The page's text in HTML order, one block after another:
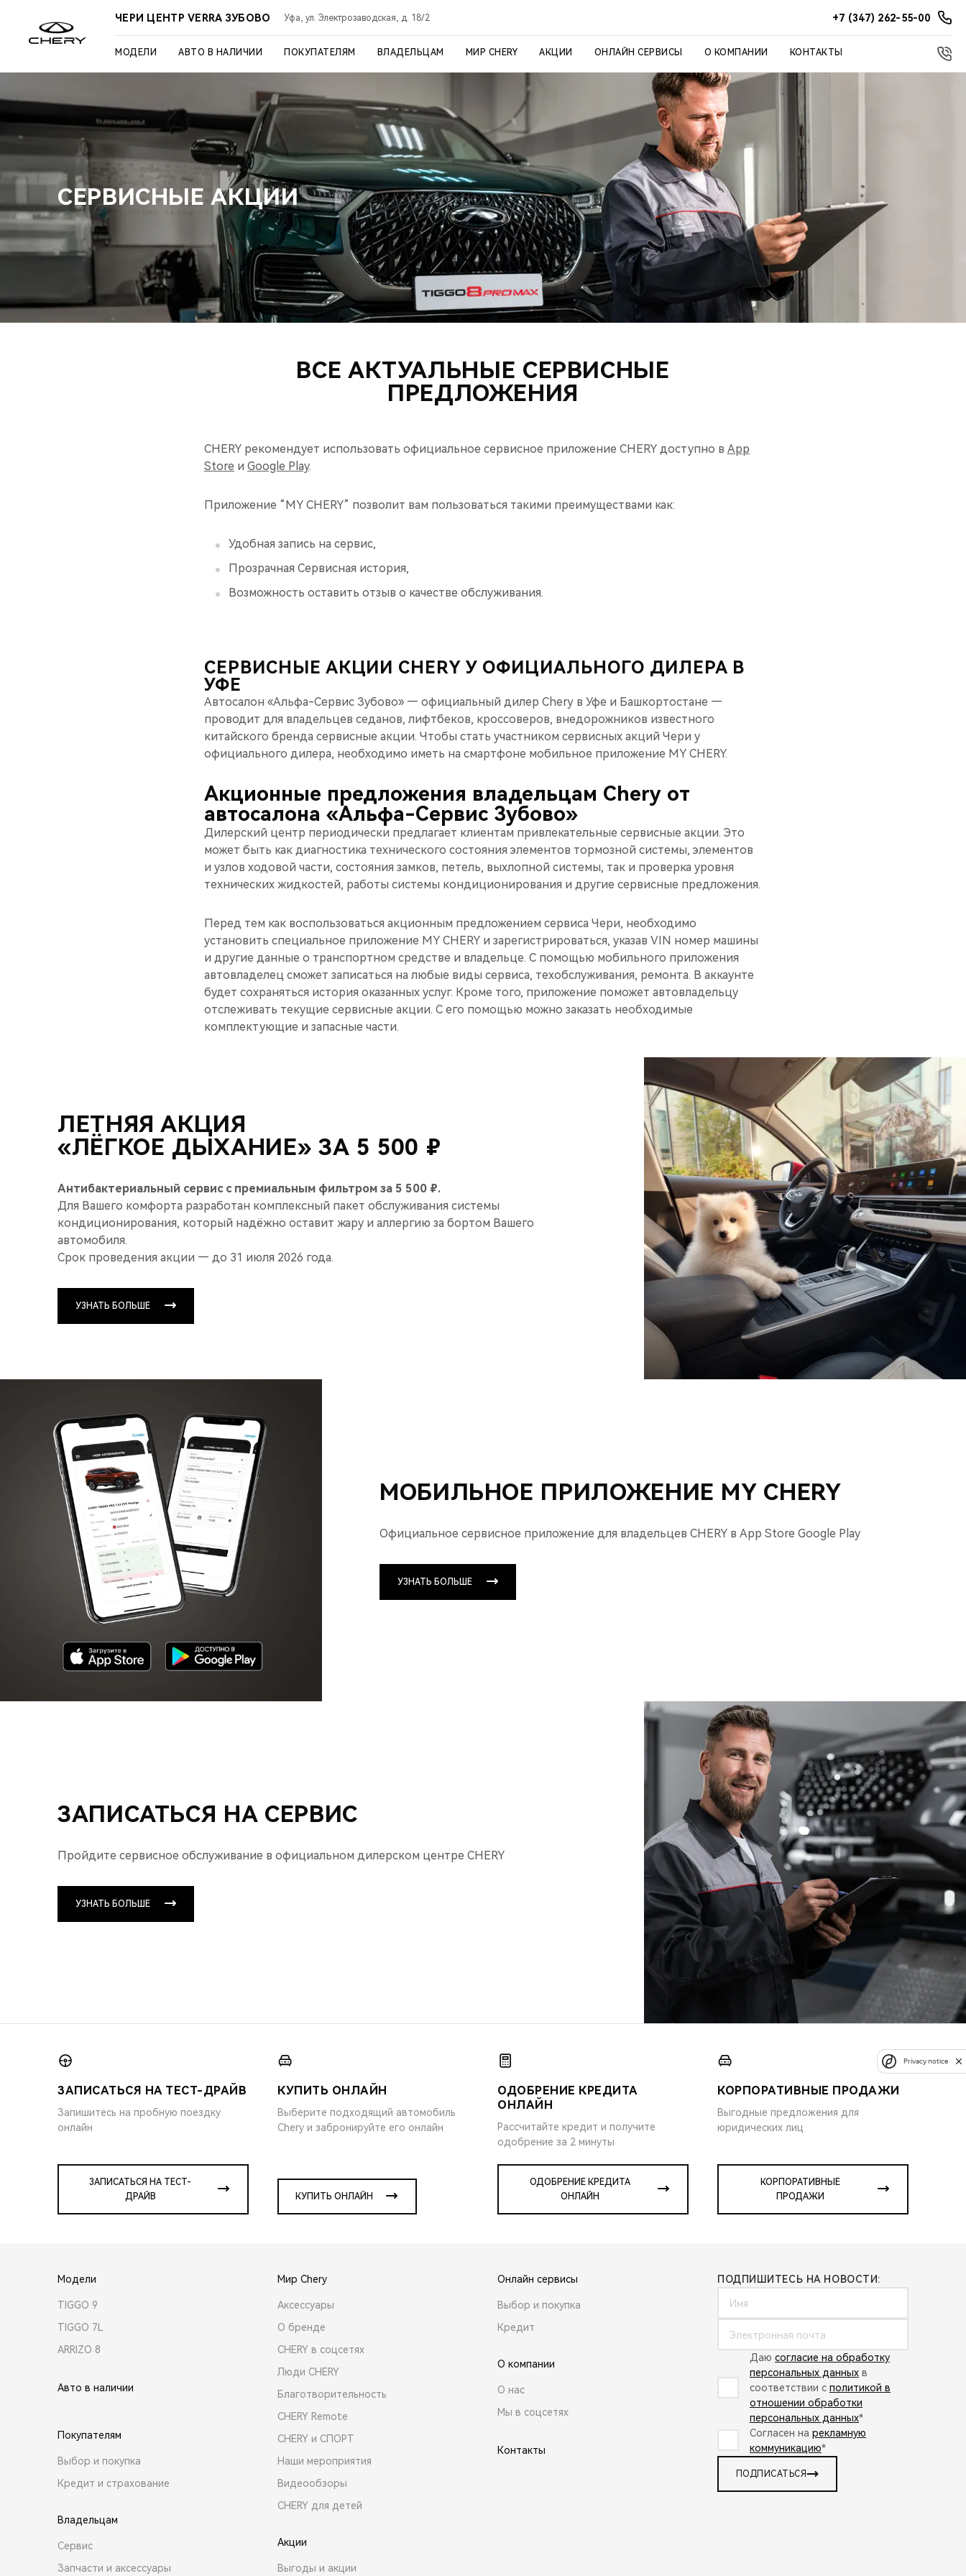
ЧЕРИ ЦЕНТР VERRA ЗУБОВО Уфа, ул. Электрозаводская, д. 18/2 +7 (347) 262-55-00
МОДЕЛИ АВТО В НАЛИЧИИ ПОКУПАТЕЛЯМ ВЛАДЕЛЬЦАМ МИР CHERY АКЦИИ ОНЛАЙН СЕРВИСЫ О КОМПАНИИ КОНТАКТЫ
СЕРВИСНЫЕ АКЦИИ
ВСЕ АКТУАЛЬНЫЕ СЕРВИСНЫЕ
ПРЕДЛОЖЕНИЯ
CHERY рекомендует использовать официальное сервисное приложение CHERY доступно в App
Store и Google Play.
Приложение “MY CHERY” позволит вам пользоваться такими преимуществами как:
Удобная запись на сервис,
Прозрачная Сервисная история,
Возможность оставить отзыв о качестве обслуживания.
СЕРВИСНЫЕ АКЦИИ CHERY У ОФИЦИАЛЬНОГО ДИЛЕРА В
УФЕ
Автосалон «Альфа-Сервис Зубово» — официальный дилер Chery в Уфе и Башкортостане —
проводит для владельцев седанов, лифтбеков, кроссоверов, внедорожников известного
китайского бренда сервисные акции. Чтобы стать участником сервисных акций Чери у
официального дилера, необходимо иметь на смартфоне мобильное приложение MY CHERY.
Акционные предложения владельцам Chery от
автосалона «Альфа-Сервис Зубово»
Дилерский центр периодически предлагает клиентам привлекательные сервисные акции. Это
может быть как диагностика технического состояния элементов тормозной системы, элементов
и узлов ходовой части, состояния замков, петель, выхлопной системы, так и проверка уровня
технических жидкостей, работы системы кондиционирования и другие сервисные предложения.
Перед тем как воспользоваться акционным предложением сервиса Чери, необходимо
установить специальное приложение MY CHERY и зарегистрироваться, указав VIN номер машины
и другие данные о транспортном средстве и владельце. С помощью мобильного приложения
автовладелец сможет записаться на любые виды сервиса, техобслуживания, ремонта. В аккаунте
будет сохраняться история оказанных услуг. Кроме того, приложение поможет автовладельцу
отслеживать текущие сервисные акции. С его помощью можно заказать необходимые
комплектующие и запасные части.
ЛЕТНЯЯ АКЦИЯ
«ЛЁГКОЕ ДЫХАНИЕ» ЗА 5 500 ₽
Антибактериальный сервис с премиальным фильтром за 5 500 ₽.
Для Вашего комфорта разработан комплексный пакет обслуживания системы
кондиционирования, который надёжно оставит жару и аллергию за бортом Вашего
автомобиля.
Срок проведения акции — до 31 июля 2026 года.
УЗНАТЬ БОЛЬШЕ
МОБИЛЬНОЕ ПРИЛОЖЕНИЕ MY CHERY
Официальное сервисное приложение для владельцев CHERY в App Store Google Play
УЗНАТЬ БОЛЬШЕ
ЗАПИСАТЬСЯ НА СЕРВИС
Пройдите сервисное обслуживание в официальном дилерском центре CHERY
УЗНАТЬ БОЛЬШЕ
ЗАПИСАТЬСЯ НА ТЕСТ-ДРАЙВ
Запишитесь на пробную поездку
онлайн
ЗАПИСАТЬСЯ НА ТЕСТ-
ДРАЙВ
КУПИТЬ ОНЛАЙН
Выберите подходящий автомобиль
Chery и забронируйте его онлайн
КУПИТЬ ОНЛАЙН
ОДОБРЕНИЕ КРЕДИТА
ОНЛАЙН
Рассчитайте кредит и получите
одобрение за 2 минуты
ОДОБРЕНИЕ КРЕДИТА
ОНЛАЙН
КОРПОРАТИВНЫЕ ПРОДАЖИ
Выгодные предложения для
юридических лиц
КОРПОРАТИВНЫЕ
ПРОДАЖИ
Модели
TIGGO 9
TIGGO 7L
ARRIZO 8
Авто в наличии
Покупателям
Выбор и покупка
Кредит и страхование
Владельцам
Сервис
Запчасти и аксессуары
Мир Chery
Аксессуары
О бренде
CHERY в соцсетях
Люди CHERY
Благотворительность
CHERY Remote
CHERY и СПОРТ
Наши мероприятия
Видеообзоры
CHERY для детей
Акции
Выгоды и акции
Онлайн сервисы
Выбор и покупка
Кредит
О компании
О нас
Мы в соцсетях
Контакты
ПОДПИШИТЕСЬ НА НОВОСТИ:
Даю согласие на обработку
персональных данных в
соответствии с политикой в
отношении обработки
персональных данных*
Согласен на рекламную
коммуникацию*
ПОДПИСАТЬСЯ
Privacy notice